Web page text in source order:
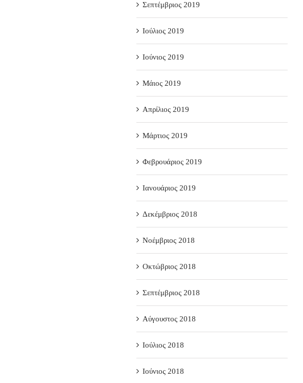
Σεπτέμβριος 2019
Ιούλιος 2019
Ιούνιος 2019
Μάιος 2019
Απρίλιος 2019
Μάρτιος 2019
Φεβρουάριος 2019
Ιανουάριος 2019
Δεκέμβριος 2018
Νοέμβριος 2018
Οκτώβριος 2018
Σεπτέμβριος 2018
Αύγουστος 2018
Ιούλιος 2018
Ιούνιος 2018